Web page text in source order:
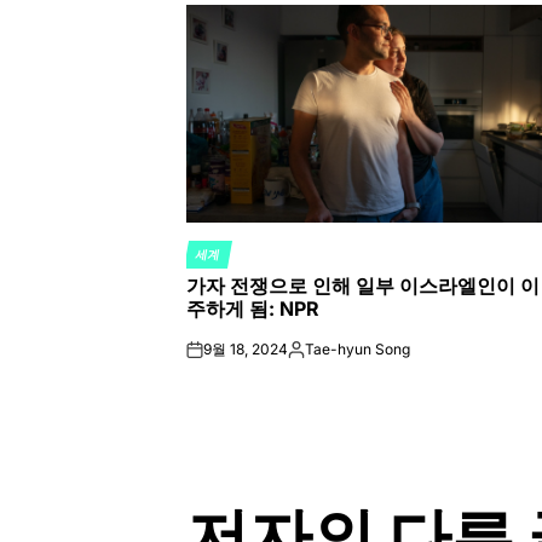
POSTED
IN
세계
가자 전쟁으로 인해 일부 이스라엘인이 이
주하게 됨: NPR
on9월 18, 2024Posted
Tae-hyun Song